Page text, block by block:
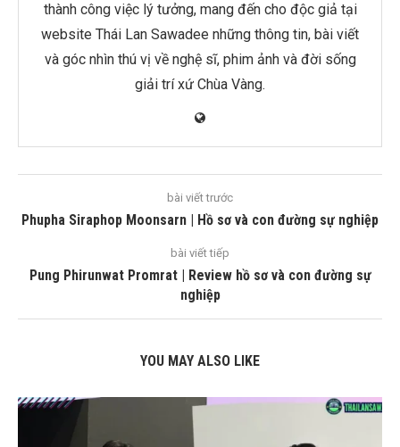
thành công việc lý tưởng, mang đến cho độc giả tại
website Thái Lan Sawadee những thông tin, bài viết
và góc nhìn thú vị về nghệ sĩ, phim ảnh và đời sống
giải trí xứ Chùa Vàng.
bài viết trước
Phupha Siraphop Moonsarn | Hồ sơ và con đường sự nghiệp
bài viết tiếp
Pung Phirunwat Promrat | Review hồ sơ và con đường sự
nghiệp
YOU MAY ALSO LIKE